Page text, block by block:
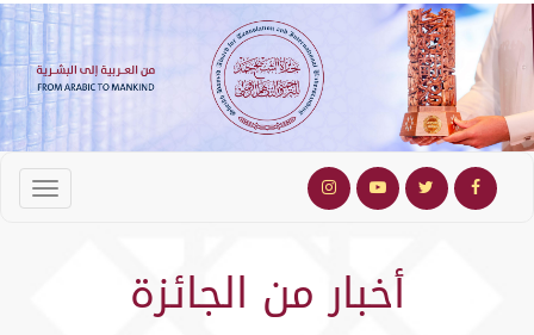
أخبار من الجائزة